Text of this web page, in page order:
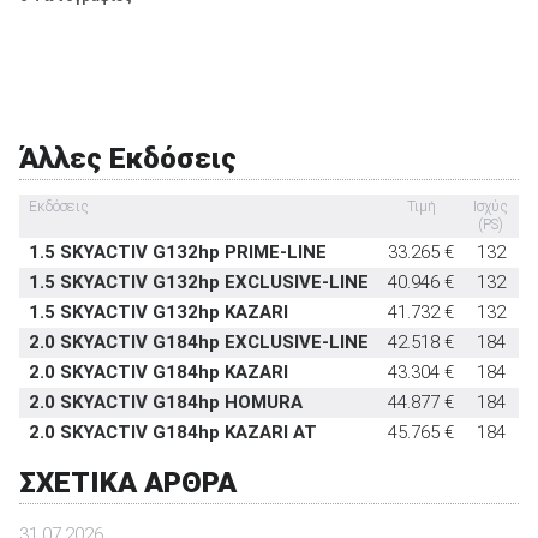
Σύστημα αναγνώρισης οδικών σημάτων
στάνταρντ
Σύστημα αυτόματου παρκαρίσματος
-
Άλλες Εκδόσεις
Εκδόσεις Τιμή
Ισχύς
(PS)
1.5 SKYACTIV G132hp PRIME-LINE 33.265 €
132
1.5 SKYACTIV G132hp EXCLUSIVE-LINE
40.946 €
132
1.5 SKYACTIV G132hp KAZARI
41.732 €
132
2.0 SKYACTIV G184hp EXCLUSIVE-LINE
42.518 €
184
2.0 SKYACTIV G184hp KAZARI
43.304 €
184
2.0 SKYACTIV G184hp HOMURA
44.877 €
184
2.0 SKYACTIV G184hp KAZARI AT
45.765 € 184
ΣΧΕΤΙΚΑ ΑΡΘΡΑ